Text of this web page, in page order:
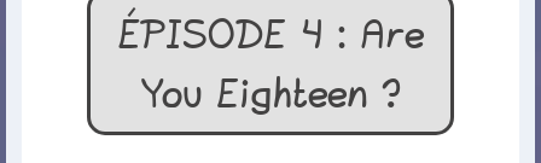
ÉPISODE 4 : Are
You Eighteen ?